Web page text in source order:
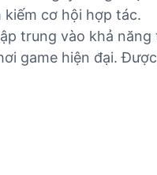
cơ hội hợp tác.
trung vào khả
game hiện đại.